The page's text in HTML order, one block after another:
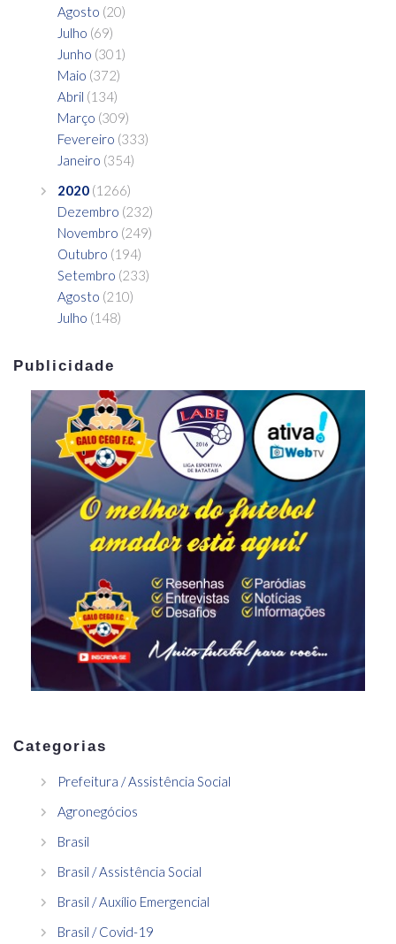
Agosto (20)
Julho (69)
Junho (301)
Maio (372)
Abril (134)
Março (309)
Fevereiro (333)
Janeiro (354)
2020 (1266)
Dezembro (232)
Novembro (249)
Outubro (194)
Setembro (233)
Agosto (210)
Julho (148)
Publicidade
Categorias
Prefeitura / Assistência Social
Agronegócios
Brasil
Brasil / Assistência Social
Brasil / Auxílio Emergencial
Brasil / Covid-19